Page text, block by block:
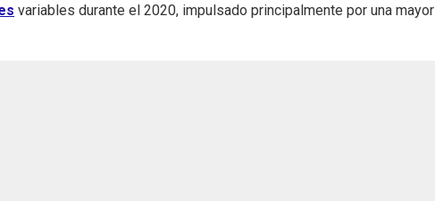
variables durante el 2020, impulsado principalmente por una mayor